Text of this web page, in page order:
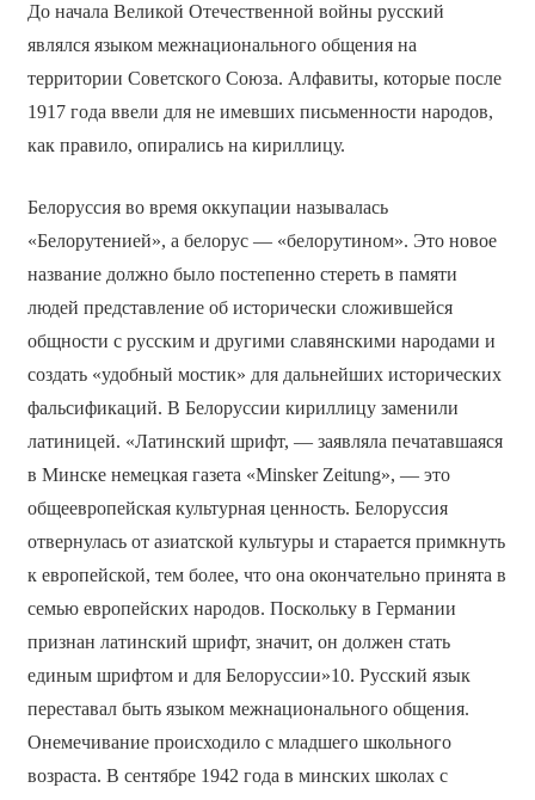
До начала Великой Отечественной войны русский
являлся языком межнационального общения на
территории Советского Союза. Алфавиты, которые после
1917 года ввели для не имевших письменности народов,
как правило, опирались на кириллицу.
Белоруссия во время оккупации называлась
«Белорутенией», а белорус — «белорутином». Это новое
название должно было постепенно стереть в памяти
людей представление об исторически сложившейся
общности с русским и другими славянскими народами и
создать «удобный мостик» для дальнейших исторических
фальсификаций. В Белоруссии кириллицу заменили
латиницей. «Латинский шрифт, — заявляла печатавшаяся
в Минске немецкая газета «Minsker Zeitung», — это
общеевропейская культурная ценность. Белоруссия
отвернулась от азиатской культуры и старается примкнуть
к европейской, тем более, что она окончательно принята в
семью европейских народов. Поскольку в Германии
признан латинский шрифт, значит, он должен стать
единым шрифтом и для Белоруссии»10. Русский язык
переставал быть языком межнационального общения.
Онемечивание происходило с младшего школьного
возраста. В сентябре 1942 года в минских школах с